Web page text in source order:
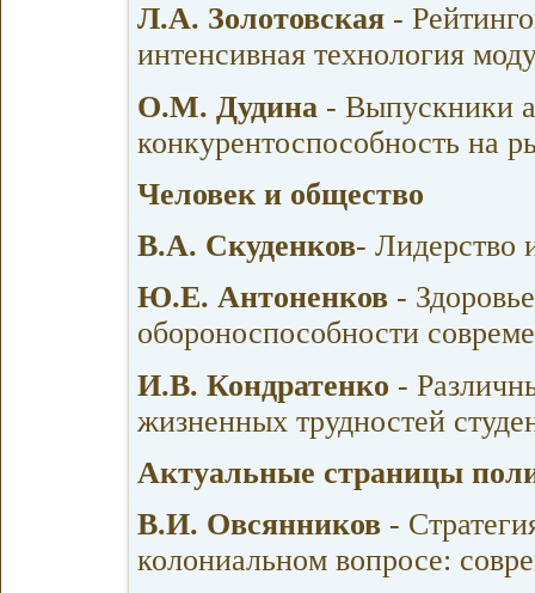
Л.А. Золотовская -
интенсивная технология
О.М. Дудина - Выпускники
конкурентоспособность на
Человек и общество
В.А. Скуденков- Лидерство
Ю.Е. Антоненков -
обороноспособности
И.В. Кондратенко -
жизненных трудностей
Актуальные страницы
В.И. Овсянников -
колониальном вопросе: